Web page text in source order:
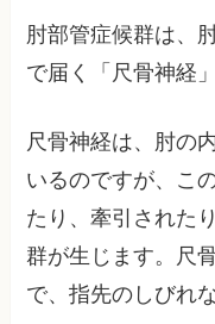
肘部管症候群は、
で届く「尺骨神経
尺骨神経は、肘の
いるのですが、こ
たり、牽引された
群が生じます。尺
で、指先のしびれ